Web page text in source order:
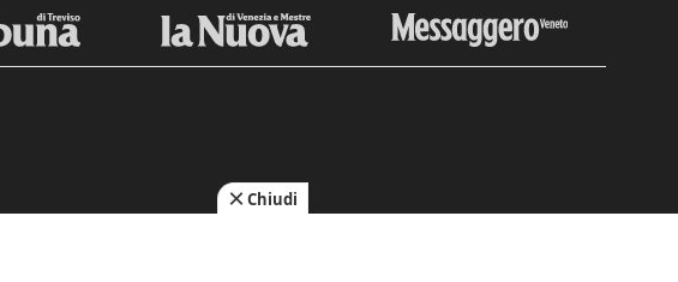
Chiudi